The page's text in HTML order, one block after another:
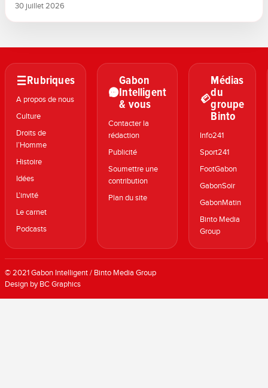
30 juillet 2026
Rubriques
A propos de nous
Culture
Droits de
l’Homme
Histoire
Idées
L’invité
Le carnet
Podcasts
Gabon
Intelligent
& vous
Contacter la
rédaction
Publicité
Soumettre une
contribution
Plan du site
Médias
du
groupe
Binto
Info241
Sport241
FootGabon
GabonSoir
GabonMatin
Binto Media
Group
© 2021 Gabon Intelligent / Binto Media Group
Design by BC Graphics